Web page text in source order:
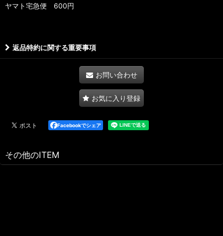
ヤマト宅急便 600円
返品特約に関する重要事項
お問い合わせ
お気に入り登録
Facebookでシェア
その他のITEM